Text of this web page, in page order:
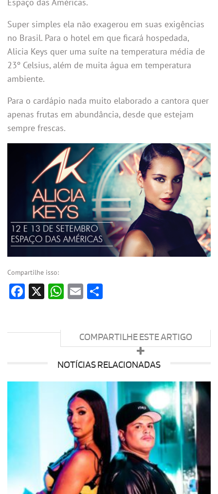
Espaço das Américas.
Super simples ela não exagerou em suas exigências
no Brasil. Para o hotel em que ficará hospedada,
Alicia Keys quer uma suíte na temperatura média de
23º Celsius, além de muita água em temperatura
ambiente.
Para o cardápio nada muito elaborado a cantora quer
apenas frutas em abundância, desde que estejam
sempre frescas.
Compartilhe isso:
Facebook
X WhatsApp
Email
COMPARTILHE ESTE ARTIGO
NOTÍCIAS RELACIONADAS